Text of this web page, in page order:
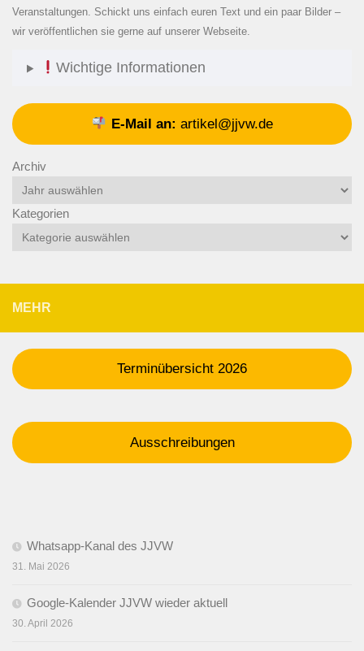
Veranstaltungen. Schickt uns einfach euren Text und ein paar Bilder –
wir veröffentlichen sie gerne auf unserer Webseite.
Wichtige Informationen
E-Mail an: artikel@jjvw.de
Archiv
Kategorien
MEHR
Terminübersicht 2026
Ausschreibungen
Whatsapp-Kanal des JJVW
31. Mai 2026
Google-Kalender JJVW wieder aktuell
30. April 2026